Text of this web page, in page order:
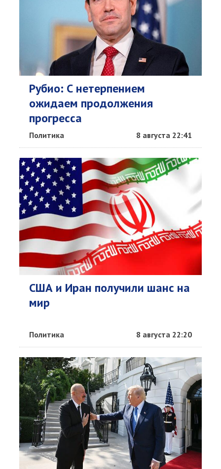
Рубио: С нетерпением
ожидаем продолжения
прогресса
Политика 8 августа 22:41
США и Иран получили шанс на
мир
Политика 8 августа 22:20